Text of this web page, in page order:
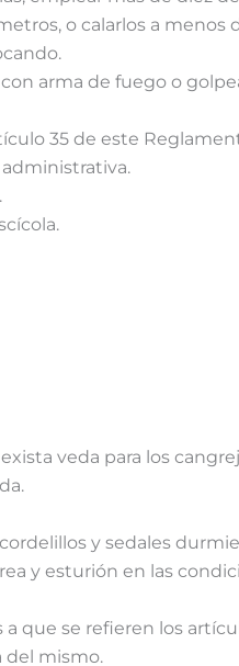
o calarlos a menos
arma de fuego o
35 de este
administrativa.
veda para los
y sedales
y esturión en las
que se refieren los
del mismo.